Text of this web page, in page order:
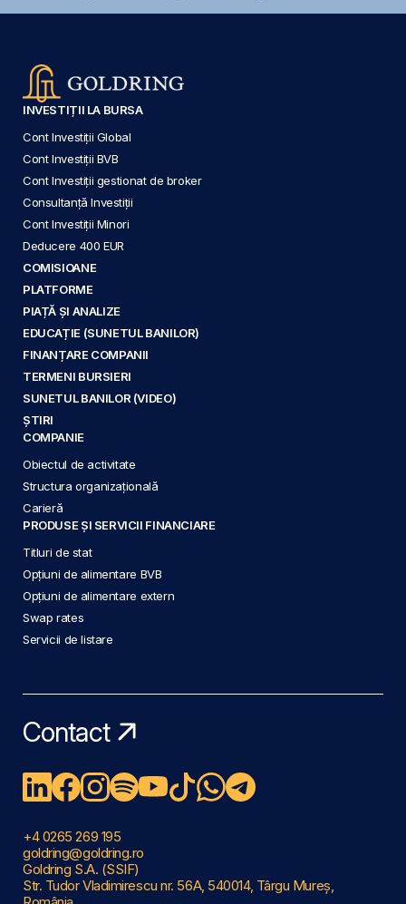
INVESTIȚII LA BURSA
Cont Investiții Global
Cont Investiții BVB
Cont Investiții gestionat de broker
Consultanță Investiții
Cont Investiții Minori
Deducere 400 EUR
COMISIOANE
PLATFORME
PIAȚĂ ȘI ANALIZE
EDUCAȚIE (SUNETUL BANILOR)
FINANȚARE COMPANII
TERMENI BURSIERI
SUNETUL BANILOR (VIDEO)
ȘTIRI
COMPANIE
Obiectul de activitate
Structura organizațională
Carieră
PRODUSE ȘI SERVICII FINANCIARE
Titluri de stat
Opțiuni de alimentare BVB
Opțiuni de alimentare extern
Swap rates
Servicii de listare
Contact
+4 0265 269 195
goldring@goldring.ro
Goldring S.A. (SSIF)
Str. Tudor Vladimirescu nr. 56A, 540014, Târgu Mureș,